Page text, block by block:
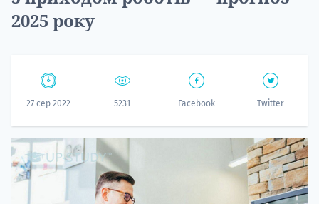
2025 року
27 сер 2022 5231 Facebook Twitter